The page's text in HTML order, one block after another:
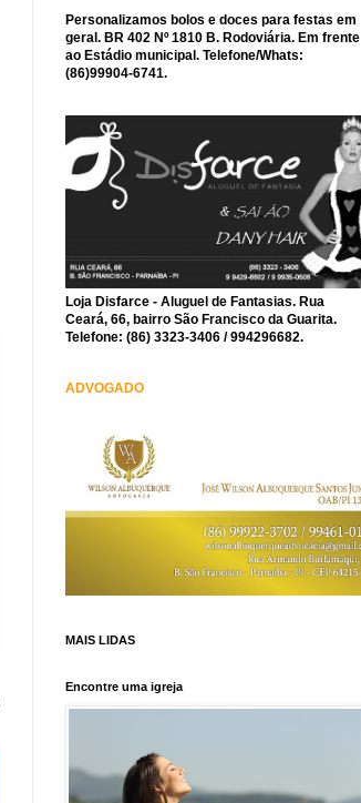
Personalizamos bolos e doces para festas em
geral. BR 402 Nº 1810 B. Rodoviária. Em frente
ao Estádio municipal. Telefone/Whats:
(86)99904-6741.
Loja Disfarce - Aluguel de Fantasias. Rua
Ceará, 66, bairro São Francisco da Guarita.
Telefone: (86) 3323-3406 / 994296682.
ADVOGADO
MAIS LIDAS
Encontre uma igreja